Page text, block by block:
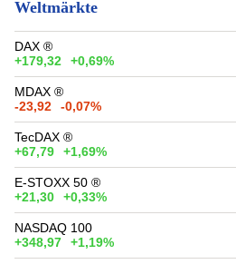
Weltmärkte
DAX ®
+179,32
+0,69%
MDAX ®
-23,92
-0,07%
TecDAX ®
+67,79
+1,69%
E-STOXX 50 ®
+21,30
+0,33%
NASDAQ 100
+348,97
+1,19%